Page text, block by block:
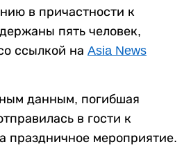
в причастности к
пять человек,
ссылкой на Asia News
данным, погибшая
в гости к
праздничное мероприятие.